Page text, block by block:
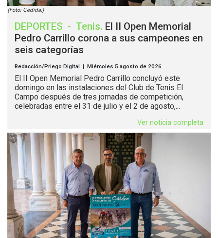
(Foto: Cedida.)
DEPORTES - Tenis. El II Open Memorial
Pedro Carrillo corona a sus campeones en
seis categorías
Redacción/Priego Digital | Miércoles 5 agosto de 2026
El II Open Memorial Pedro Carrillo concluyó este
domingo en las instalaciones del Club de Tenis El
Campo después de tres jornadas de competición,
celebradas entre el 31 de julio y el 2 de agosto,...
Ver noticia completa